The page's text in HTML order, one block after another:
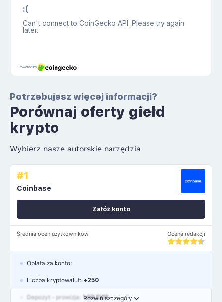
Potrzebujesz więcej informacji?
Porównaj oferty giełd
krypto
Wybierz nasze autorskie narzędzia
#1
Coinbase
Średnia ocen użytkowników Ocena redakcji
Załóż konto
Rozwiń szczegóły
Opłata za konto:
Liczba kryptowalut: +250
Depozyt - prowizja: 1.99 EUR